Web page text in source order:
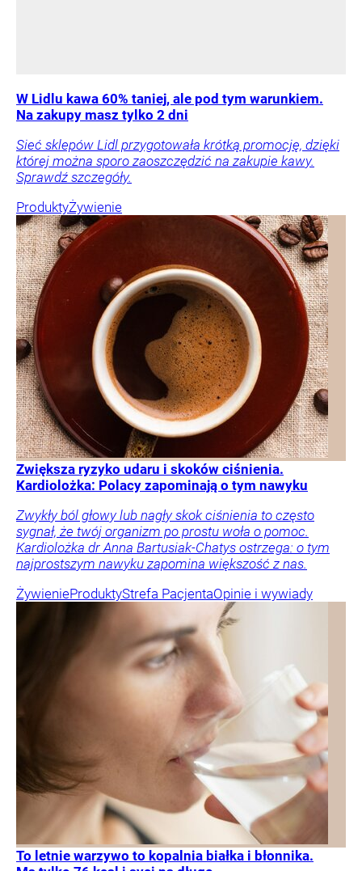
W Lidlu kawa 60% taniej, ale pod tym warunkiem.
Na zakupy masz tylko 2 dni
Sieć sklepów Lidl przygotowała krótką promocję, dzięki
której można sporo zaoszczędzić na zakupie kawy.
Sprawdź szczegóły.
ProduktyŻywienie
Zwiększa ryzyko udaru i skoków ciśnienia.
Kardiolożka: Polacy zapominają o tym nawyku
Zwykły ból głowy lub nagły skok ciśnienia to często
sygnał, że twój organizm po prostu woła o pomoc.
Kardiolożka dr Anna Bartusiak-Chatys ostrzega: o tym
najprostszym nawyku zapomina większość z nas.
ŻywienieProduktyStrefa PacjentaOpinie i wywiady
To letnie warzywo to kopalnia białka i błonnika.